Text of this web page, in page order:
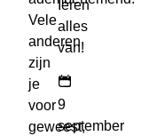
Vele
anderen
zijn
je
voor
geweest,
Ieren
alles
van!
9
september